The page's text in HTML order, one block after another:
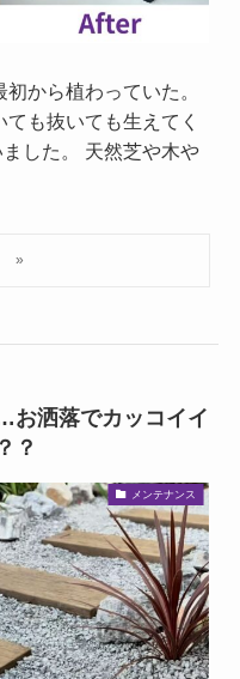
から植わっていた。
も抜いても生えてく
した。 天然芝や木や
お洒落でカッコイイ
？
メンテナンス